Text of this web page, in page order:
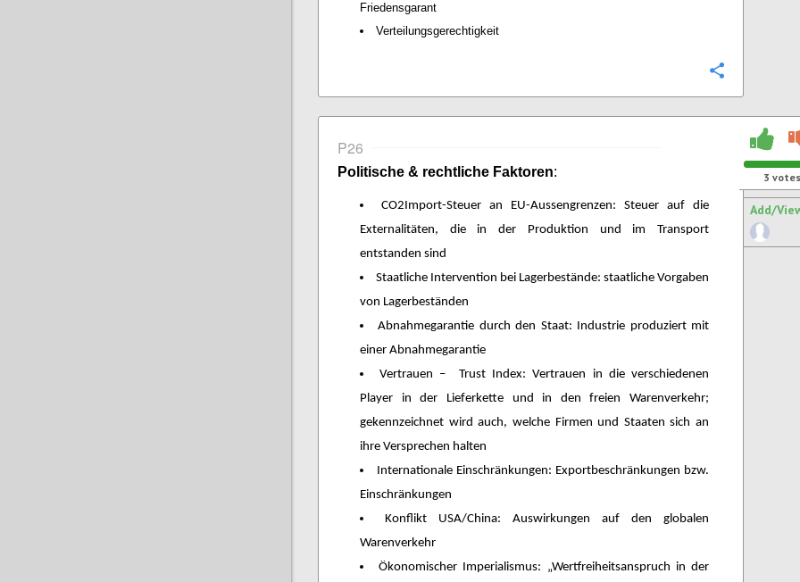
Friedensgarant
Verteilungsgerechtigkeit
P26
Politische & rechtliche Faktoren:
CO2Import-Steuer an EU-Aussengrenzen: Steuer auf die
Externalitäten, die in der Produktion und im Transport
entstanden sind
Staatliche Intervention bei Lagerbestände: staatliche Vorgaben
von Lagerbeständen
Abnahmegarantie durch den Staat: Industrie produziert mit
einer Abnahmegarantie
Vertrauen – Trust Index: Vertrauen in die verschiedenen
Player in der Lieferkette und in den freien Warenverkehr;
gekennzeichnet wird auch, welche Firmen und Staaten sich an
ihre Versprechen halten
Internationale Einschränkungen: Exportbeschränkungen bzw.
Einschränkungen
Konflikt USA/China: Auswirkungen auf den globalen
Warenverkehr
Ökonomischer Imperialismus: „Wertfreiheitsanspruch in der
3 votes
Add/